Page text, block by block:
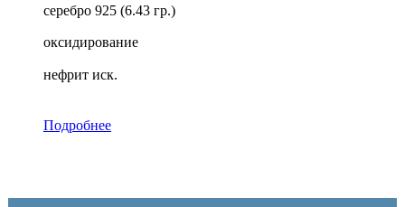
серебро 925 (6.43 гр.)
оксидирование
нефрит иск.
Подробнее